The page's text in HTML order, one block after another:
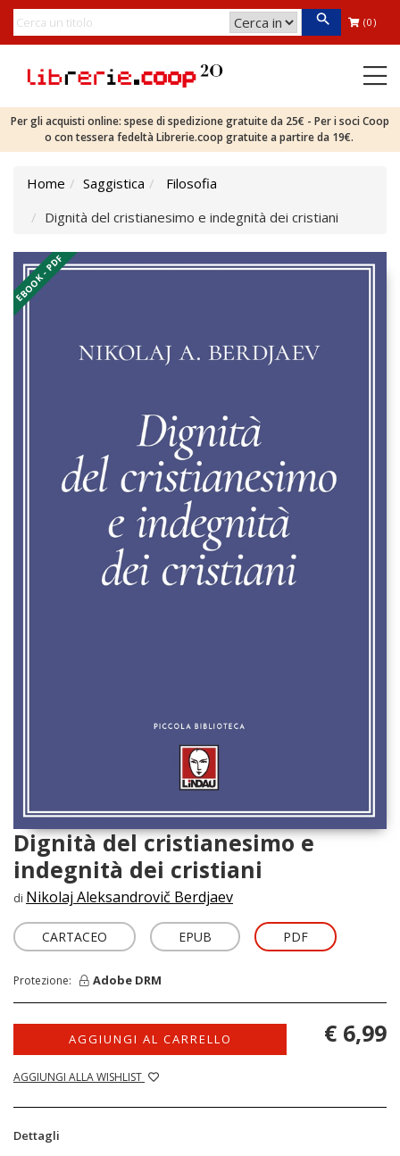
(0)
Per gli acquisti online: spese di spedizione gratuite da 25€ - Per i soci Coop
o con tessera fedeltà Librerie.coop gratuite a partire da 19€.
Home Saggistica
Filosofia
Dignità del cristianesimo e indegnità dei cristiani
EBOOK - PDF
Dignità del cristianesimo e
indegnità dei cristiani
di Nikolaj Aleksandrovič Berdjaev
CARTACEO EPUB PDF
Protezione: Adobe DRM
AGGIUNGI AL CARRELLO
AGGIUNGI ALLA WISHLIST
€ 6,99
Dettagli